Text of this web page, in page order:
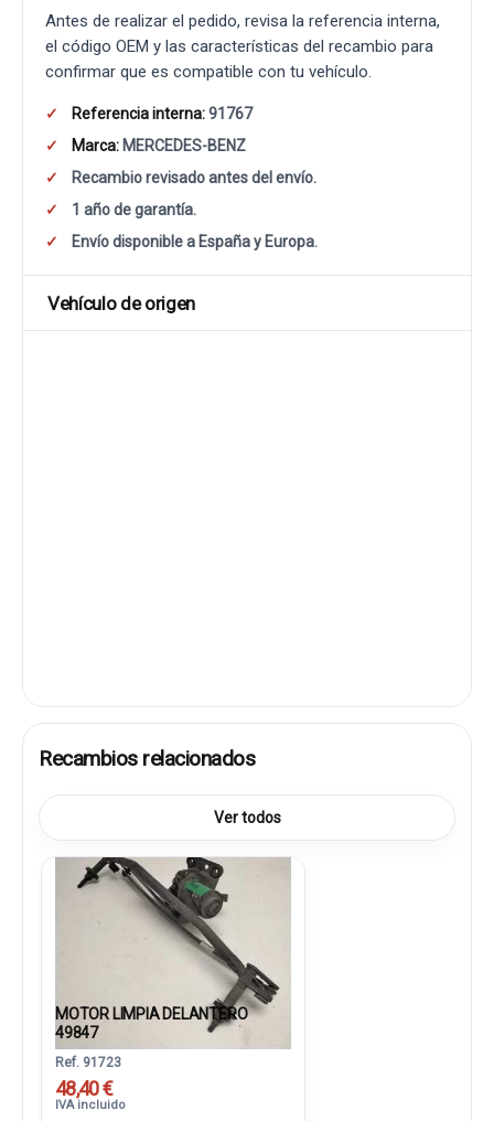
Antes de realizar el pedido, revisa la referencia interna,
el código OEM y las características del recambio para
confirmar que es compatible con tu vehículo.
Referencia interna:91767
Marca: MERCEDES-BENZ
Recambio revisado antes del envío.
1 año de garantía.
Envío disponible a España y Europa.
Vehículo de origen
Recambios relacionados
Ver todos
MOTOR LIMPIA DELANTERO
49847
Ref. 91723
48,40 €
IVA incluido